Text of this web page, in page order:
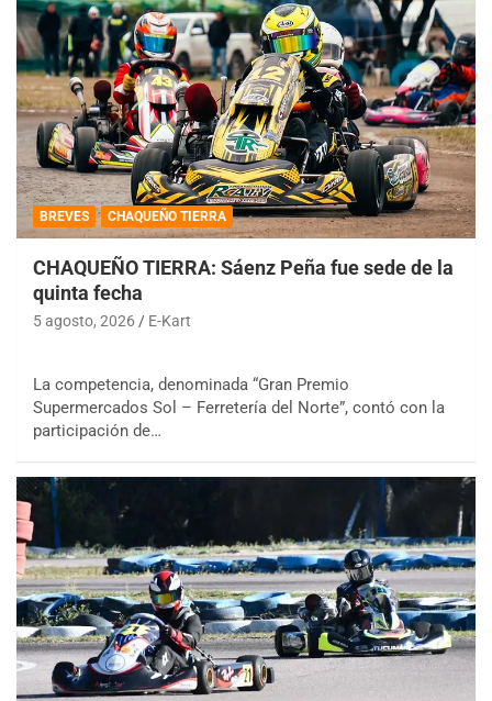
BREVES CHAQUEÑO TIERRA
CHAQUEÑO TIERRA: Sáenz Peña fue sede de la
quinta fecha
5 agosto, 2026 E-Kart
La competencia, denominada “Gran Premio
Supermercados Sol – Ferretería del Norte”, contó con la
participación de…